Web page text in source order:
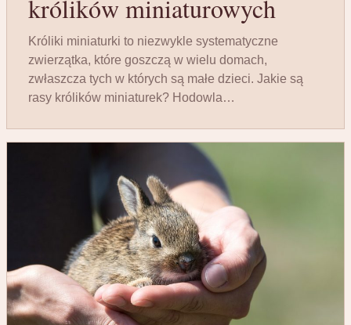
królików miniaturowych
Króliki miniaturki to niezwykle systematyczne
zwierzątka, które goszczą w wielu domach,
zwłaszcza tych w których są małe dzieci. Jakie są
rasy królików miniaturek? Hodowla…